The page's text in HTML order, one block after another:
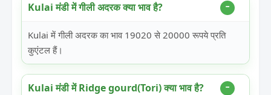
Kulai मंडी में गीली अदरक क्या भाव है?
Kulai में गीली अदरक का भाव 19020 से 20000 रूपये प्रति
कुएंटल हैं।
Kulai मंडी में Ridge gourd(Tori) क्या भाव है?